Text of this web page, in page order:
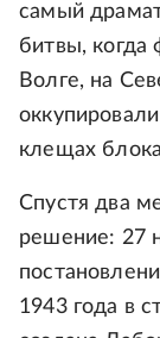
самый
битвы, когда
Волге, на
клещах
Спустя два
решение: 27
1943 года в